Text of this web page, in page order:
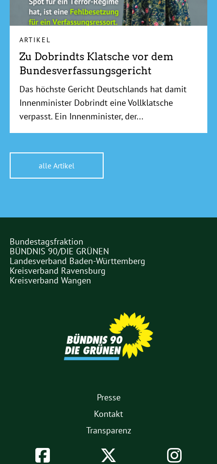
ARTIKEL
Zu Dobrindts Klatsche vor dem
Bundesverfassungsgericht
Das höchste Gericht Deutschlands hat damit
Innenminister Dobrindt eine Vollklatsche
verpasst. Ein Innenminister, der...
alle Artikel
Partner
Links
Bundestagsfraktion
BÜNDNIS 90/DIE GRÜNEN
Landesverband Baden-Württemberg
Kreisverband Ravensburg
Kreisverband Wangen
Presse
Kontakt
Transparenz
Soziale
Facebook